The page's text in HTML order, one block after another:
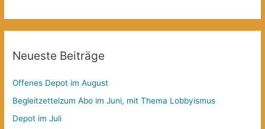
Neueste Beiträge
Offenes Depot im August
Begleitzettelzum Abo im Juni, mit Thema Lobbyismus
Depot im Juli